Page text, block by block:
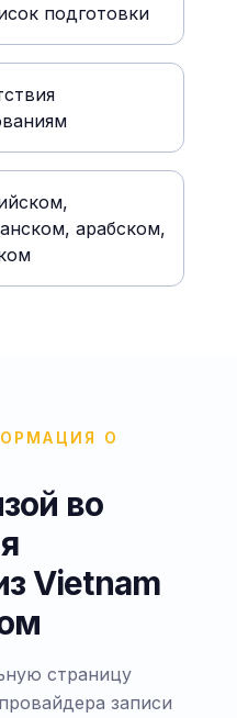
подготовки
арабском,
О
во
Vietnam
страницу
записи